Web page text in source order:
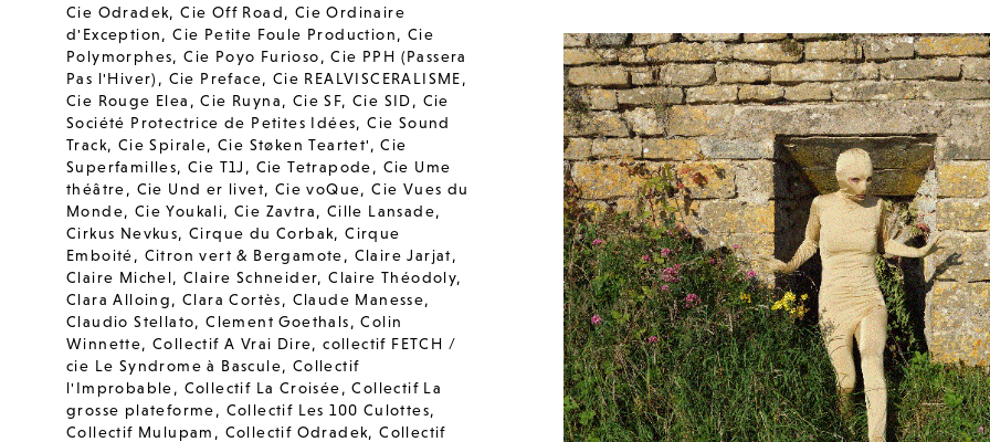
Cie Odradek,Cie Off Road, Cie Ordinaire
d'Exception,Cie Petite Foule Production, Cie
Polymorphes,Cie Poyo Furioso,Cie PPH (Passera
Pas l'Hiver) , Cie Preface, Cie REALVISCERALISME,
Cie Rouge Elea ,Cie Ruyna, Cie SF,Cie SID, Cie
Société Protectrice de Petites Idées,Cie Sound
Track, Cie Spirale,Cie Støken Teartet',Cie
Superfamilles,Cie T1J , Cie Tetrapode, Cie Ume
théâtre, Cie Und er livet, Cie voQue,Cie Vues du
Monde, Cie Youkali,Cie Zavtra, Cille Lansade,
Cirkus Nevkus,Cirque du Corbak,Cirque
Emboité, Citron vert & Bergamote, Claire Jarjat,
Claire Michel,Claire Schneider,Claire Théodoly,
Clara Alloing,Clara Cortès, Claude Manesse,
Claudio Stellato,Clement Goethals,Colin
Winnette,Collectif A Vrai Dire,collectif FETCH /
cie Le Syndrome à Bascule, Collectif
l'Improbable, Collectif La Croisée,Collectif La
grosse plateforme, Collectif Les 100 Culottes,
Collectif Mulupam , Collectif Odradek,Collectif